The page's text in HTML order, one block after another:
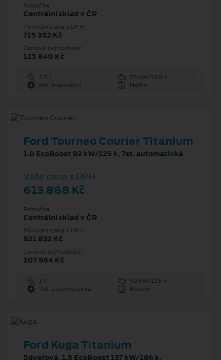
Pobočka
Centrální sklad v ČR
Původní cena s DPH
715 352 Kč
Cenové zvýhodnění
125 840 Kč
1.5 l
73 kW/100 k
6st. manuální
Nafta
Ford Tourneo Courier Titanium
1.0 EcoBoost 92 kW/125 k, 7st. automatická
Vaše cena s DPH
613 868 Kč
Pobočka
Centrální sklad v ČR
Původní cena s DPH
821 832 Kč
Cenové zvýhodnění
207 964 Kč
1 l
92 kW/125 k
7st. automatická
Benzín
Ford Kuga Titanium
5dveřová, 1.5 EcoBoost 137 kW/186 k,